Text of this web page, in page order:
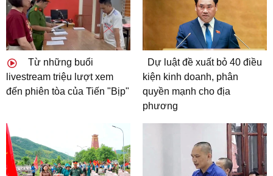
Từ những buổi
livestream triệu lượt xem
đến phiên tòa của Tiến "Bịp"
Dự luật đề xuất bỏ 40 điều
kiện kinh doanh, phân
quyền mạnh cho địa
phương